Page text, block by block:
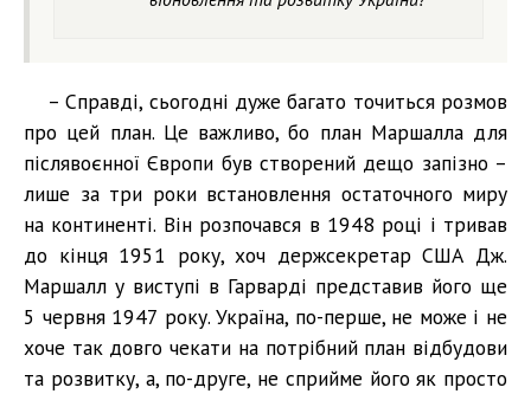
– Справді, сьогодні дуже багато точиться розмов
про цей план. Це важливо, бо план Маршалла для
післявоєнної Європи був створений дещо запізно –
лише за три роки встановлення остаточного миру
на континенті. Він розпочався в 1948 році і тривав
до кінця 1951 року, хоч держсекретар США Дж.
Маршалл у виступі в Гарварді представив його ще
5 червня 1947 року. Україна, по-перше, не може і не
хоче так довго чекати на потрібний план відбудови
та розвитку, а, по-друге, не сприйме його як просто